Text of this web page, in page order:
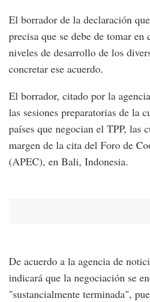
El borrador de la declaración
precisa que se debe de tomar en
niveles de desarrollo de los
concretar ese acuerdo.
El borrador, citado por la
las sesiones preparatorias de la
países que negocian el TPP, las
margen de la cita del Foro de
(APEC), en Bali, Indonesia.
De acuerdo a la agencia de
indicará que la negociación se
"sustancialmente terminada",